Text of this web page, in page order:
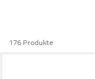
176 Produkte